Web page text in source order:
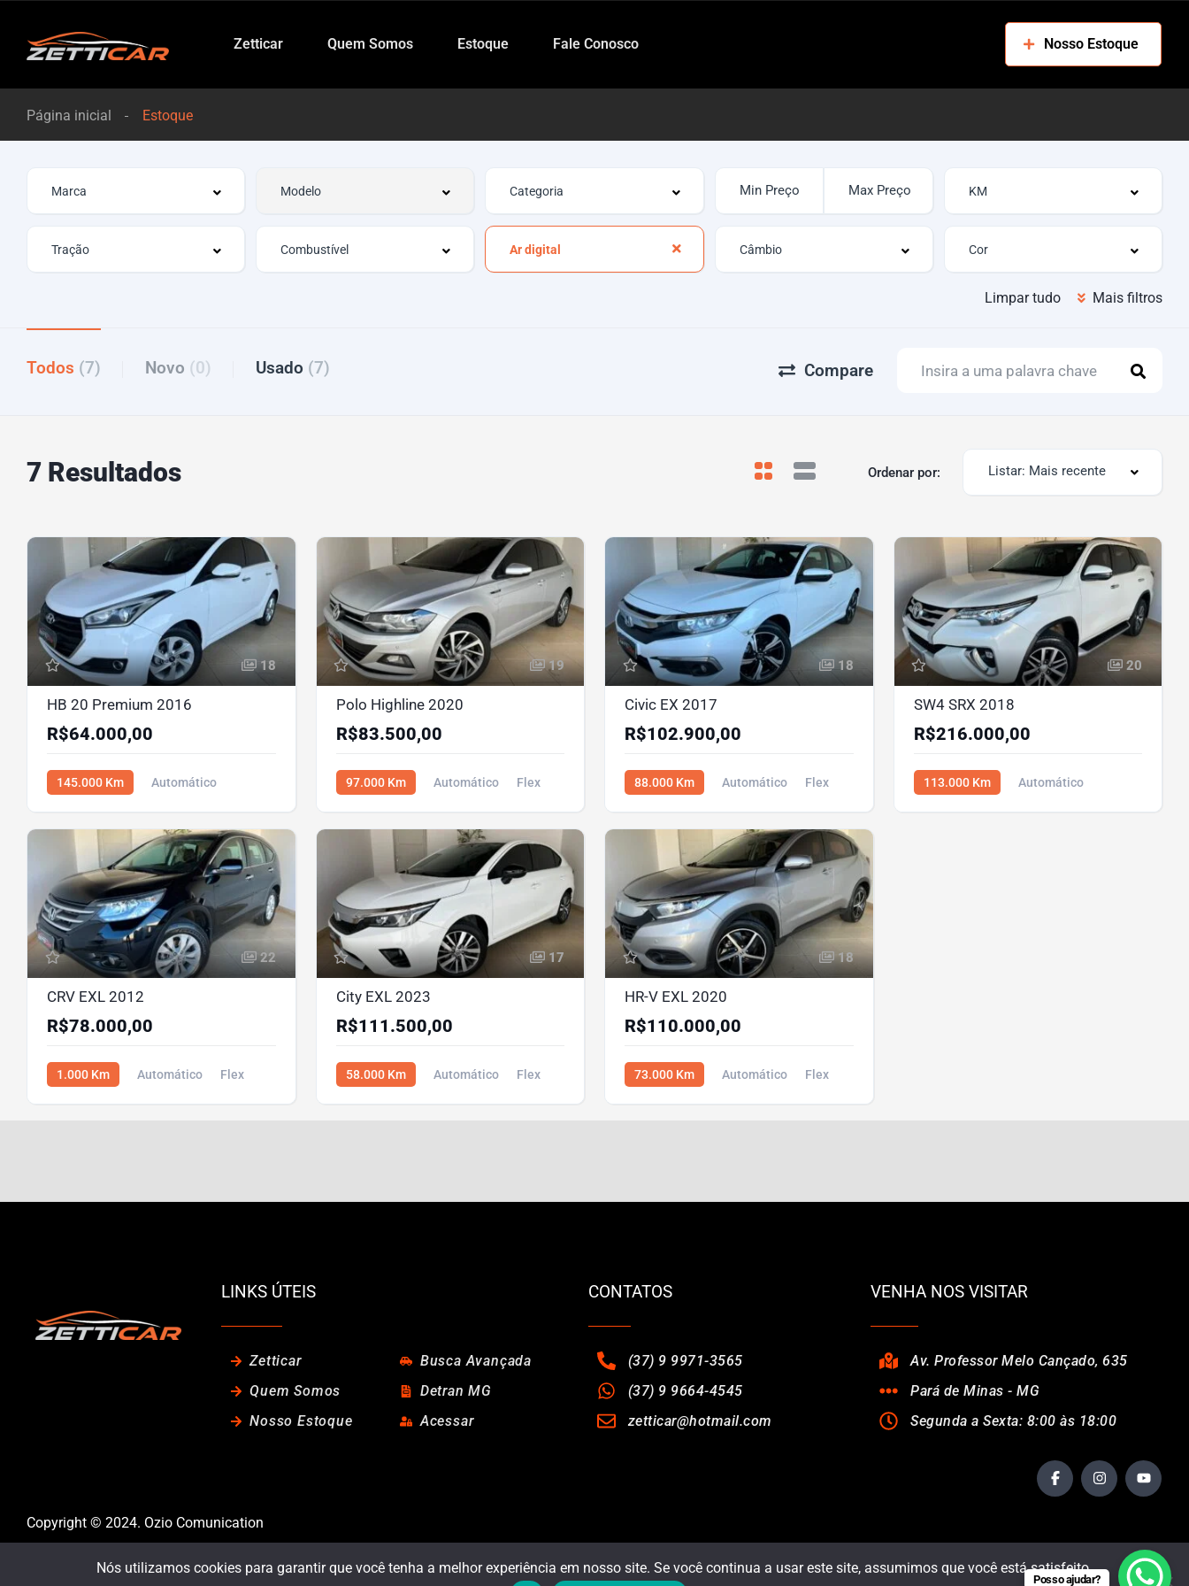
Zetticar Quem Somos Estoque Fale Conosco Nosso Estoque
Página inicial Estoque
Ar digital
Limpar tudo Mais filtros
Todos (7) Novo (0) Usado (7) Compare
7 Resultados Ordenar por: Listar: Mais recente
18
HB 20 Premium 2016
R$64.000,00
145.000 Km
Automático
19
Polo Highline 2020
R$83.500,00
97.000 Km Automático
Flex
18
Civic EX 2017
R$102.900,00
88.000 Km Automático
Flex
20
SW4 SRX 2018
R$216.000,00
113.000 Km
Automático
22
CRV EXL 2012
R$78.000,00
1.000 Km Automático
Flex
17
City EXL 2023
R$111.500,00
58.000 Km Automático
Flex
18
HR-V EXL 2020
R$110.000,00
73.000 Km Automático
Flex
LINKS ÚTEIS
Zetticar
Quem Somos
Nosso Estoque
Busca Avançada
Detran MG
Acessar
CONTATOS
(37) 9 9971-3565
(37) 9 9664-4545
zetticar@hotmail.com
VENHA NOS VISITAR
Av. Professor Melo Cançado, 635
Pará de Minas - MG
Segunda a Sexta: 8:00 às 18:00
Copyright © 2024. Ozio Comunication
Posso ajudar?
Nós utilizamos cookies para garantir que você tenha a melhor experiência em nosso site. Se você continua a usar este site, assumimos que você está satisfeito.